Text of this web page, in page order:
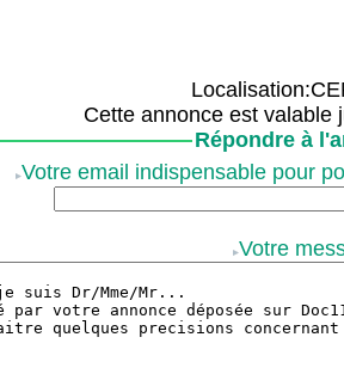
Cette annonce est valable
Répondre à
Votre email indispensable pour
Votre